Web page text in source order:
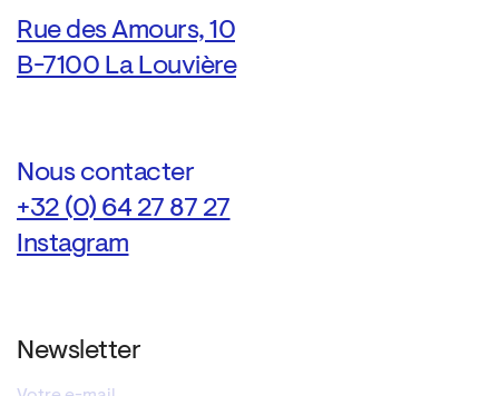
Rue des Amours, 10
B-7100 La Louvière
Nous contacter
+32 (0) 64 27 87 27
Instagram
Newsletter